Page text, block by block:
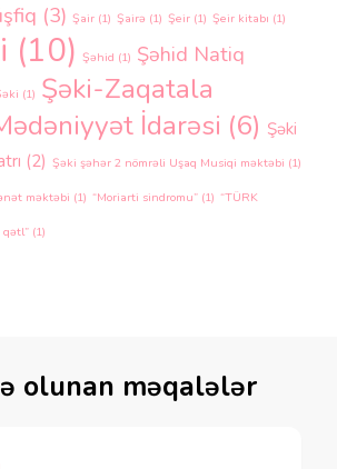
(3) Şair (1) Şairə (1) Şeir (1) Şeir kitabı (1)
(10) Şəhid (1) Şəhid Natiq
(1) Şəki-Zaqatala
İdarəsi (6) Şəki
(2) Şəki şəhər 2 nömrəli Uşaq Musiqi məktəbi (1)
məktəbi (1) “Moriarti sindromu” (1) “TÜRK
(1)
olunan məqalələr